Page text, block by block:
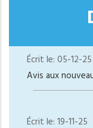
Écrit le: 05-12-25
Avis aux
Écrit le: 19-11-25